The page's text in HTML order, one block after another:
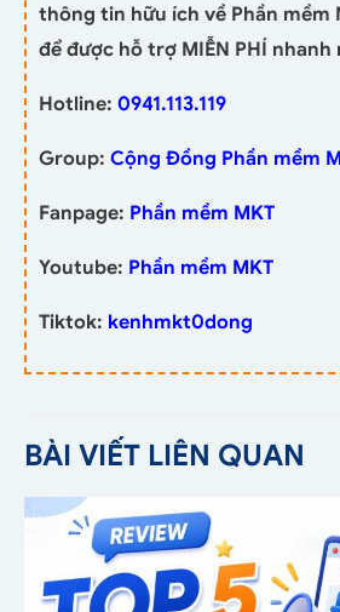
thông tin hữu ích về Phần mềm
để được hỗ trợ MIỄN PHÍ nhanh
Hotline: 0941.113.119
Group: Cộng Đồng Phần mềm
Fanpage: Phần mềm MKT
Youtube: Phần mềm MKT
Tiktok: kenhmkt0dong
BÀI VIẾT LIÊN QUAN